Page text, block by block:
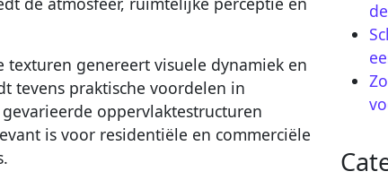
texturen genereert visuele dynamiek en
tevens praktische voordelen in
oppervlaktestructuren
is voor residentiële en commerciële